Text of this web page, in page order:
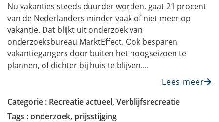
Nu vakanties steeds duurder worden, gaat 21 procent
van de Nederlanders minder vaak of niet meer op
vakantie. Dat blijkt uit onderzoek van
onderzoeksbureau MarktEffect. Ook besparen
vakantiegangers door buiten het hoogseizoen te
plannen, of dichter bij huis te blijven....
Lees meer
Categorie : Recreatie actueel, Verblijfsrecreatie
Tags :onderzoek, prijsstijging